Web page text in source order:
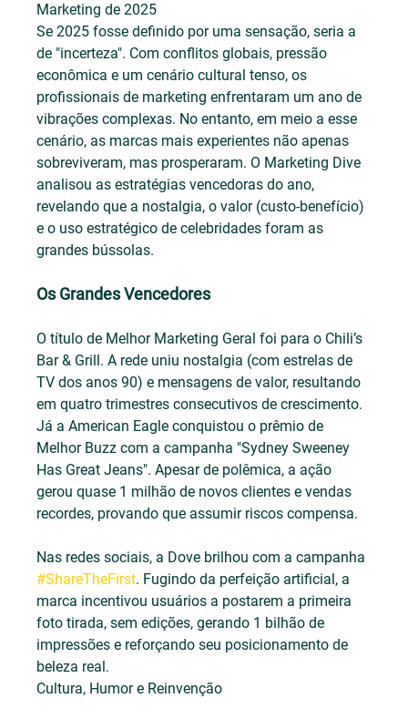
Marketing de 2025
Se 2025 fosse definido por uma sensação, seria a
de "incerteza". Com conflitos globais, pressão
econômica e um cenário cultural tenso, os
profissionais de marketing enfrentaram um ano de
vibrações complexas. No entanto, em meio a esse
cenário, as marcas mais experientes não apenas
sobreviveram, mas prosperaram. O Marketing Dive
analisou as estratégias vencedoras do ano,
revelando que a nostalgia, o valor (custo-benefício)
e o uso estratégico de celebridades foram as
grandes bússolas.
Os Grandes Vencedores
O título de Melhor Marketing Geral foi para o Chili’s
Bar & Grill. A rede uniu nostalgia (com estrelas de
TV dos anos 90) e mensagens de valor, resultando
em quatro trimestres consecutivos de crescimento.
Já a American Eagle conquistou o prêmio de
Melhor Buzz com a campanha "Sydney Sweeney
Has Great Jeans". Apesar de polêmica, a ação
gerou quase 1 milhão de novos clientes e vendas
recordes, provando que assumir riscos compensa.
Nas redes sociais, a Dove brilhou com a campanha
#ShareTheFirst. Fugindo da perfeição artificial, a
marca incentivou usuários a postarem a primeira
foto tirada, sem edições, gerando 1 bilhão de
impressões e reforçando seu posicionamento de
beleza real.
Cultura, Humor e Reinvenção